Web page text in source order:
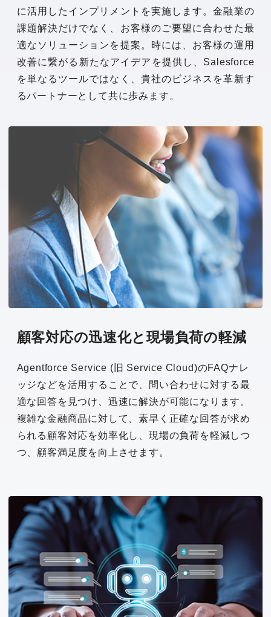
に活用したインプリメントを実施します。金融業の
課題解決だけでなく、お客様のご要望に合わせた最
適なソリューションを提案。時には、お客様の運用
改善に繋がる新たなアイデアを提供し、Salesforce
を単なるツールではなく、貴社のビジネスを革新す
るパートナーとして共に歩みます。
顧客対応の迅速化と現場負荷の軽減
Agentforce Service (旧 Service Cloud)のFAQナレ
ッジなどを活用することで、問い合わせに対する最
適な回答を見つけ、迅速に解決が可能になります。
複雑な金融商品に対して、素早く正確な回答が求め
られる顧客対応を効率化し、現場の負荷を軽減しつ
つ、顧客満足度を向上させます。